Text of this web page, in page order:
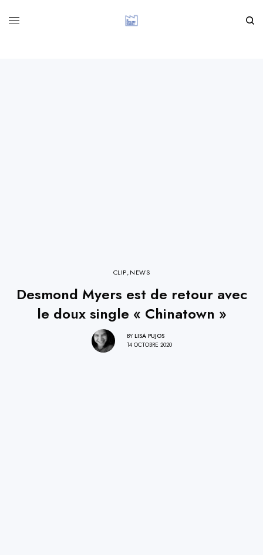
CLIP,NEWS
Desmond Myers est de retour avec
le doux single « Chinatown »
BY LISA PUJOS
14 OCTOBRE 2020